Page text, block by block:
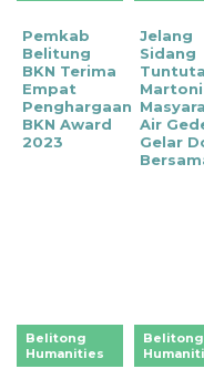
Pemkab
Belitung
BKN Terima
Empat
Penghargaan
BKN Award
2023
Jelang
Sidang
Martoni
Air
Gelar
Belitong
Humanities
Belitong